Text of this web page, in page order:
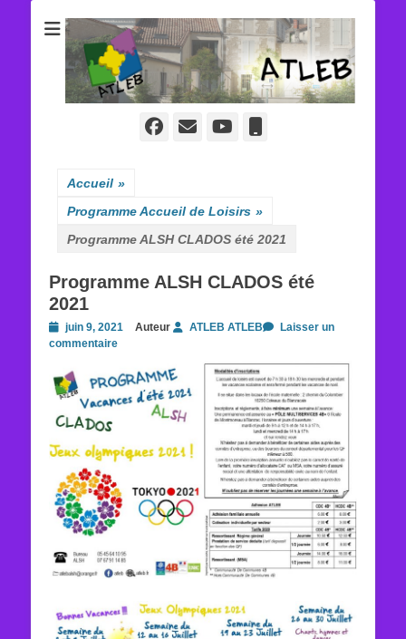
ATLEB
Facebook
E-
YouTube
Accueil »
Programme Accueil de Loisirs »
Programme ALSH CLADOS été 2021
Programme ALSH CLADOS été
2021
Posted
on
juin 9, 2021 Auteur ATLEB ATLEB
Laisser un
commentaire